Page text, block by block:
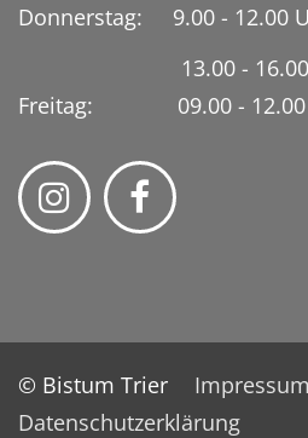
Donnerstag: 9.00 - 12.00
13.00 - 16.00
Freitag: 09.00 - 12.00
© Bistum Trier
Impressum
Datenschutzerklärung